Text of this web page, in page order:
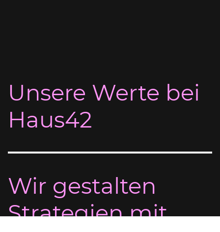
Unsere Werte bei
Haus42
Wir gestalten
Strategien mit